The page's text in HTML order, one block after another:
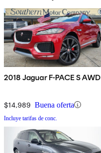
2018 Jaguar F-PACE S AWD
$14,989 Buena oferta
Incluye tarifas de conc.